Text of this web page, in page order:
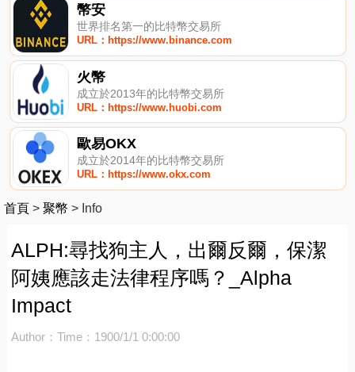
幣安
世界排名第一的比特幣交易所
URL：https://www.binance.com
火幣
成立於2013年的比特幣交易所
URL：https://www.huobi.com
歐易OKX
成立於2014年的比特幣交易所
URL：https://www.okx.com
首頁 > 聚幣 > Info
ALPH:尋找狗主人，出爾反爾，保潔
阿姨應該走法律程序嗎？_Alpha
Impact
Author： Time：1900/1/1 0:00:00